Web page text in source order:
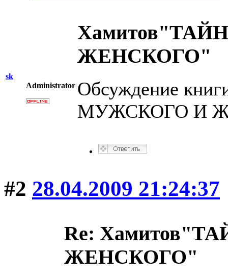
sk
Administrator
ЖЕНСКОГО"
Обсуждение
МУЖСКОГО И
#2 28.04.2009 21:24:37
Re:
ЖЕНСКОГО"